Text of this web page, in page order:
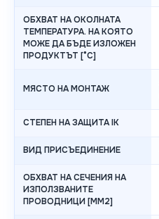
ОБХВАТ НА ОКОЛНАТА
ТЕМПЕРАТУРА. НА КОЯТО
МОЖЕ ДА БЪДЕ ИЗЛОЖЕН
ПРОДУКТЪТ [°C]
МЯСТО НА МОНТАЖ
СТЕПЕН НА ЗАЩИТА IK
ВИД ПРИСЪЕДИНЕНИЕ
ОБХВАТ НА СЕЧЕНИЯ НА
ИЗПОЛЗВАНИТЕ
ПРОВОДНИЦИ [MM2]